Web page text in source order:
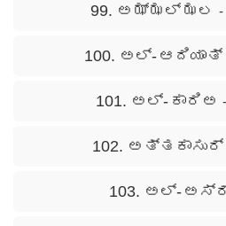
99. ಅಝ್ಝಲ್ ಝಲ
100. ಅಲ್- ಆದಿಯಾತ್
101. ಅಲ್- ಕಾರಿಅ
102. ಅತ್ತಕಾಸುರ್
103. ಅಲ್-